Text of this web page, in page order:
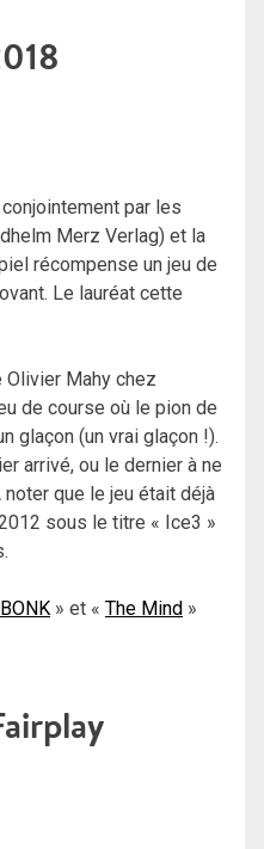
par les
Merz Verlag) et la
récompense un jeu de
Le lauréat cette
Olivier Mahy chez
de course où le pion de
glaçon (un vrai glaçon !).
arrivé, ou le dernier à ne
que le jeu était déjà
sous le titre « Ice3 »
BONK » et « The Mind »